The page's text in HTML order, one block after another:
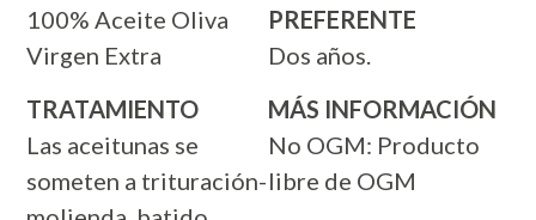
100% Aceite Oliva
Virgen Extra
TRATAMIENTO
Las aceitunas se
someten a trituración-
PREFERENTE
Dos años.
MÁS INFORMACIÓN
No OGM: Producto
libre de OGM